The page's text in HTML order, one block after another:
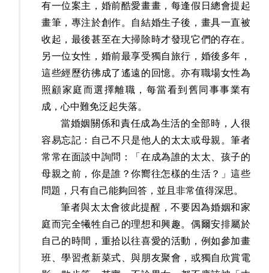
有一位案主，婚前酷愛畫畫，每逢假日總會提起
畫筆，專注於創作。自結婚生子後，畫具一直被
收起，最後甚至在大掃除時才發現它們的存在。
另一位女性，婚前最享受獨自旅行，婚後多年，
這些經歷彷彿成了遙遠的回憶。亦有職場女性為
照顧家庭而選擇離職，每當看到舊同事事業有
成，心中難免泛起失落。
當婚姻關係和責任成為生活的全部時，人很
容易忘記：自己不只是他人的太太或母親。筆者
常常在面談中詢問：「在成為誰的太太、孩子的
母親之前，你是誰？你嚮往怎樣的生活？」這些
問題，只有自己能夠回答，並且非常值得深思。
筆者與太太會彼此提醒，不要因為婚姻和家
庭而完全犧牲自己的理想和興趣。偶爾安排屬於
自己的時間，重拾以往喜愛的活動，例如參加畫
班、學習煮新菜式、與朋友聚會，或獨自欣賞電